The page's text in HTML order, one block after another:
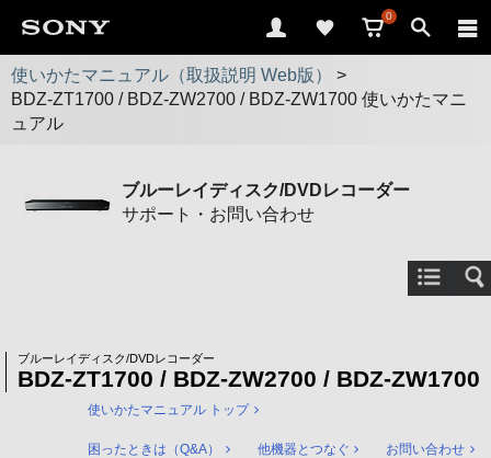
0
使いかたマニュアル（取扱説明 Web版）
>
BDZ-ZT1700 / BDZ-ZW2700 / BDZ-ZW1700 使いかたマニ
ュアル
ブルーレイディスク/DVDレコーダー
サポート・お問い合わせ
ブルーレイディスク/DVDレコーダー
BDZ-ZT1700 / BDZ-ZW2700 / BDZ-ZW1700
使いかたマニュアル トップ
困ったときは（Q&A） 他機器とつなぐ お問い合わせ